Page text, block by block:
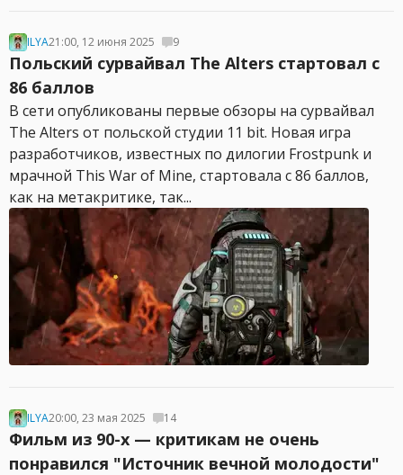
ILYA21:00, 12 июня 2025 9
Польский сурвайвал The Alters стартовал с
86 баллов
В сети опубликованы первые обзоры на сурвайвал
The Alters от польской студии 11 bit. Новая игра
разработчиков, известных по дилогии Frostpunk и
мрачной This War of Mine, стартовала с 86 баллов,
как на метакритике, так...
ILYA20:00, 23 мая 2025 14
Фильм из 90-х — критикам не очень
понравился "Источник вечной молодости"